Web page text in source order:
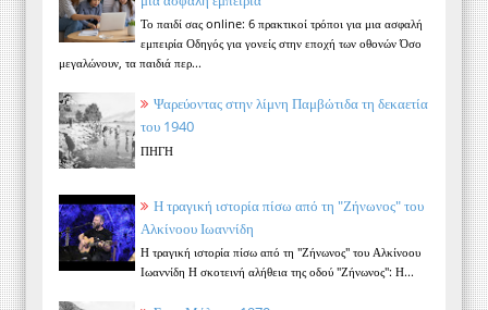
Το παιδί σας online: 6 πρακτικοί τρόποι για μια ασφαλή
εμπειρία Οδηγός για γονείς στην εποχή των οθονών Όσο
μεγαλώνουν, τα παιδιά περ...
Ψαρεύοντας στην λίμνη Παμβώτιδα τη δεκαετία
του 1940
ΠΗΓΗ
Η τραγική ιστορία πίσω από τη "Ζήνωνος" του
Αλκίνοου Ιωαννίδη
Η τραγική ιστορία πίσω από τη "Ζήνωνος" του Αλκίνοου
Ιωαννίδη Η σκοτεινή αλήθεια της οδού "Ζήνωνος": Η...